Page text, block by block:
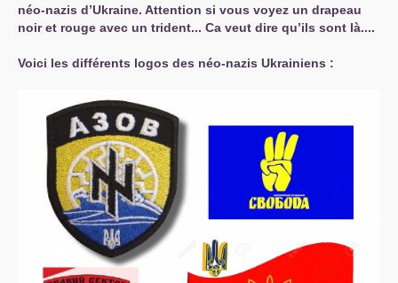
néo-nazis d’Ukraine. Attention si vous voyez un drapeau
noir et rouge avec un trident... Ca veut dire qu’ils sont là....
Voici les différents logos des néo-nazis Ukrainiens :